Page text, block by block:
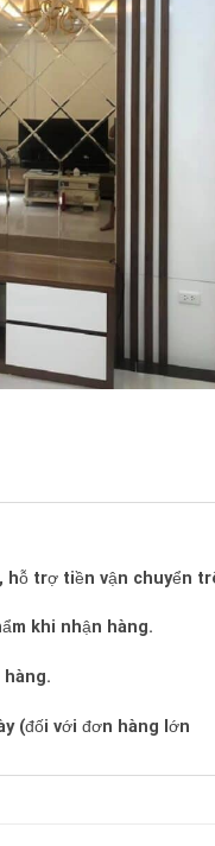
hỗ trợ tiền vận chuyển
khi nhận hàng.
(đối với đơn hàng lớn